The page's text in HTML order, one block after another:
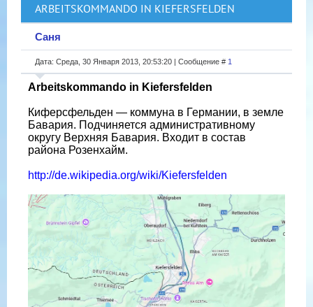
ARBEITSKOMMANDO IN KIEFERSFELDEN
Саня
Дата: Среда, 30 Января 2013, 20:53:20 | Сообщение # 1
Arbeitskommando in Kiefersfelden
Киферсфельден — коммуна в Германии, в земле
Бавария. Подчиняется административному
округу Верхняя Бавария. Входит в состав
района Розенхайм.
http://de.wikipedia.org/wiki/Kiefersfelden